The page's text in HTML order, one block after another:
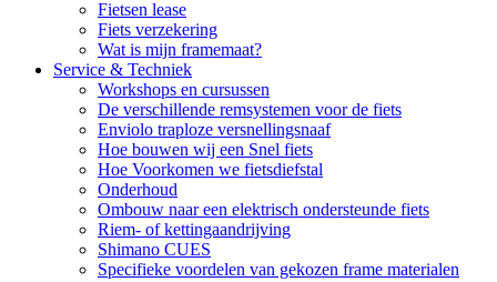
Fietsen lease
Fiets verzekering
Wat is mijn framemaat?
Service & Techniek
Workshops en cursussen
De verschillende remsystemen voor de fiets
Enviolo traploze versnellingsnaaf
Hoe bouwen wij een Snel fiets
Hoe Voorkomen we fietsdiefstal
Onderhoud
Ombouw naar een elektrisch ondersteunde fiets
Riem- of kettingaandrijving
Shimano CUES
Specifieke voordelen van gekozen frame materialen